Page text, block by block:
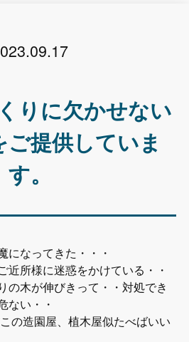
りに欠かせない
提供していま
す。
になってきた・・・
近所様に迷惑をかけている・・
の木が伸びきって・・対処でき
ない・・
の造園屋、植木屋似たべばいい